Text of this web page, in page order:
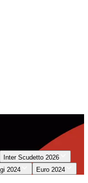
Inter Scudetto 2026
2024 Euro 2024